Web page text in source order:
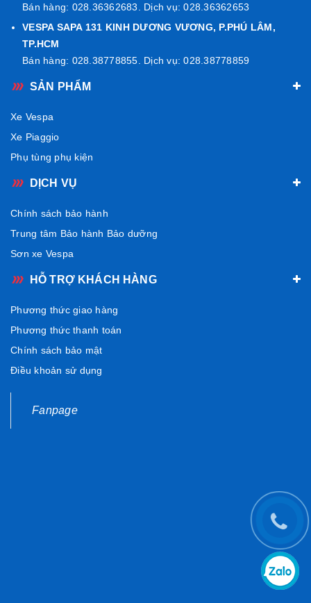
Mặt nạ “cà vạt”được tinh chỉnh nhỏ gọn, mềm mại
hơn, biểu trưng cho tinh thần 79 năm Vespa.
Đồng hồ LCD 3 Inch (có thể kết nối Smartphone) kết
Yên da mờ
Các chi tiết như
hậu có màu chrome sáng bóng
cổ điển, trang bị gù tay lái mới.
Động cơ mạnh mẽ, tiết kiệm tối ưu
. Chu kỳ bảo
dưỡng được kéo dài, độ bền động cơ lên đến
30.000
, giúp người dùng an tâm trong quá trình sử dụng lâu
Bán hàng: 028.36362683. Dịch vụ: 028.36362653
VESPA SAPA 131 KINH DƯƠNG VƯƠNG, P.PHÚ LÂM,
TP.HCM
Bán hàng: 028.38778855. Dịch vụ: 028.38778859
SẢN PHẨM
Xe Vespa
Xe Piaggio
Phụ tùng phụ kiện
DỊCH VỤ
Chính sách bảo hành
Trung tâm Bảo hành Bảo dưỡng
Sơn xe Vespa
HỖ TRỢ KHÁCH HÀNG
Phương thức giao hàng
Phương thức thanh toán
Chính sách bảo mật
Điều khoản sử dụng
Fanpage